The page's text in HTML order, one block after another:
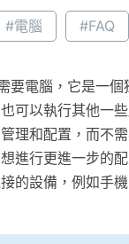
#電腦 #FAQ
要電腦，它是一
可以執行其他一
理和配置，而不
進行更進一步的
的設備，例如手